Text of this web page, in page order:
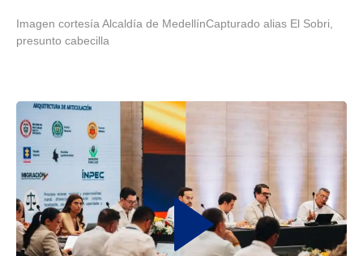
Imagen cortesía Alcaldía de MedellínCapturado alias El Sobri,
presunto cabecilla